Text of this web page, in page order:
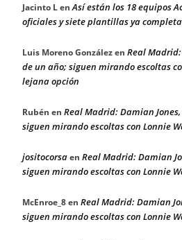
Jacinto LenAsí están los 18 equipos
oficiales y siete plantillas ya
Luis Moreno Gonzálezen Real
de un año; siguen mirando escoltas
lejana opción
Rubén en Real Madrid: Damian
siguen mirando escoltas con Lonnie
jositocorsaen Real Madrid: Damian
siguen mirando escoltas con Lonnie
McEnroe_8en Real Madrid: Damian
siguen mirando escoltas con Lonnie